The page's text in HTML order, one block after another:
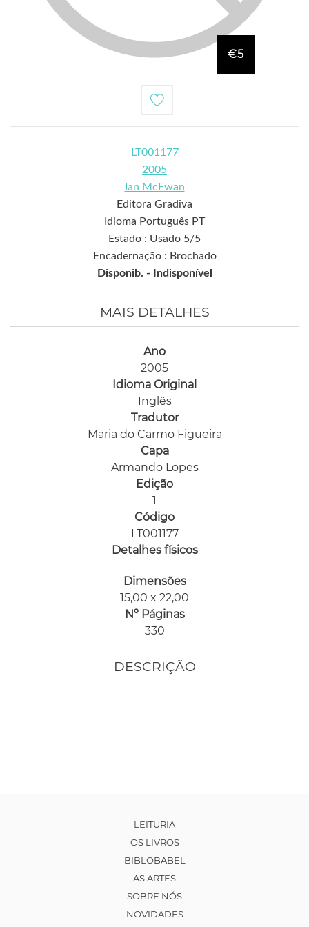
€5
LT001177
2005
Ian McEwan
Editora Gradiva
Idioma Português PT
Estado : Usado 5/5
Encadernação : Brochado
Disponib. -
Indisponível
MAIS DETALHES
Ano
2005
Idioma Original
Inglês
Tradutor
Maria do Carmo Figueira
Capa
Armando Lopes
Edição
1
Código
LT001177
Detalhes físicos
Dimensões
15,00 x 22,00
Nº Páginas
330
DESCRIÇÃO
LEITURIA
OS LIVROS
BIBLOBABEL
AS ARTES
SOBRE NÓS
NOVIDADES